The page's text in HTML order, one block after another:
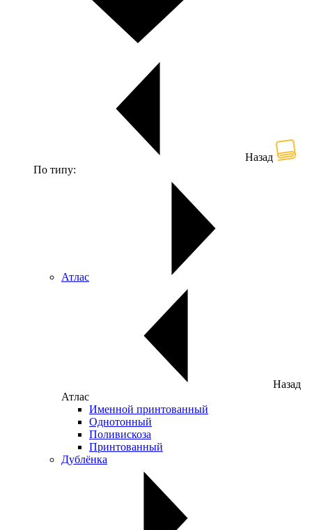
Назад
По типу:
Атлас
Назад
Атлас
Именной принтованный
Однотонный
Поливискоза
Принтованный
Дублёнка